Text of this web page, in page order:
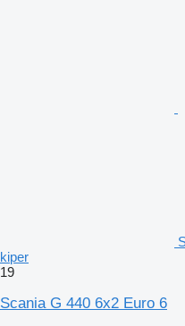
kiper
19
Scania G 440 6x2 Euro 6